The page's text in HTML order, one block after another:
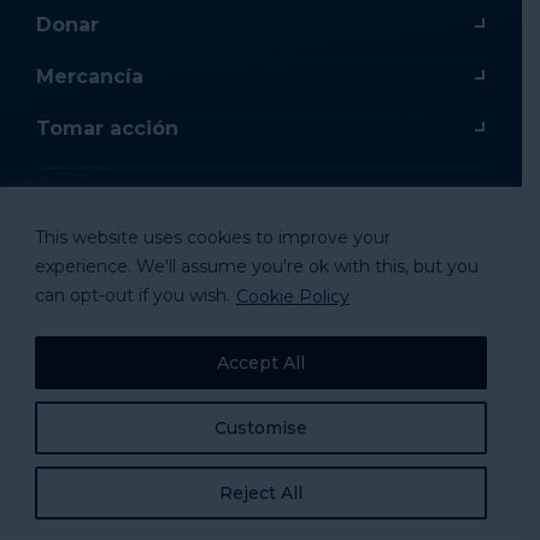
This website uses cookies to improve your
experience. We'll assume you're ok with this, but you
can opt-out if you wish. Cookie Policy
Customise
Reject All
Accept All
Donar
Mercancía
Tomar acción
© 2024 National Alliance to Homelessness, All
Rights Reserved.